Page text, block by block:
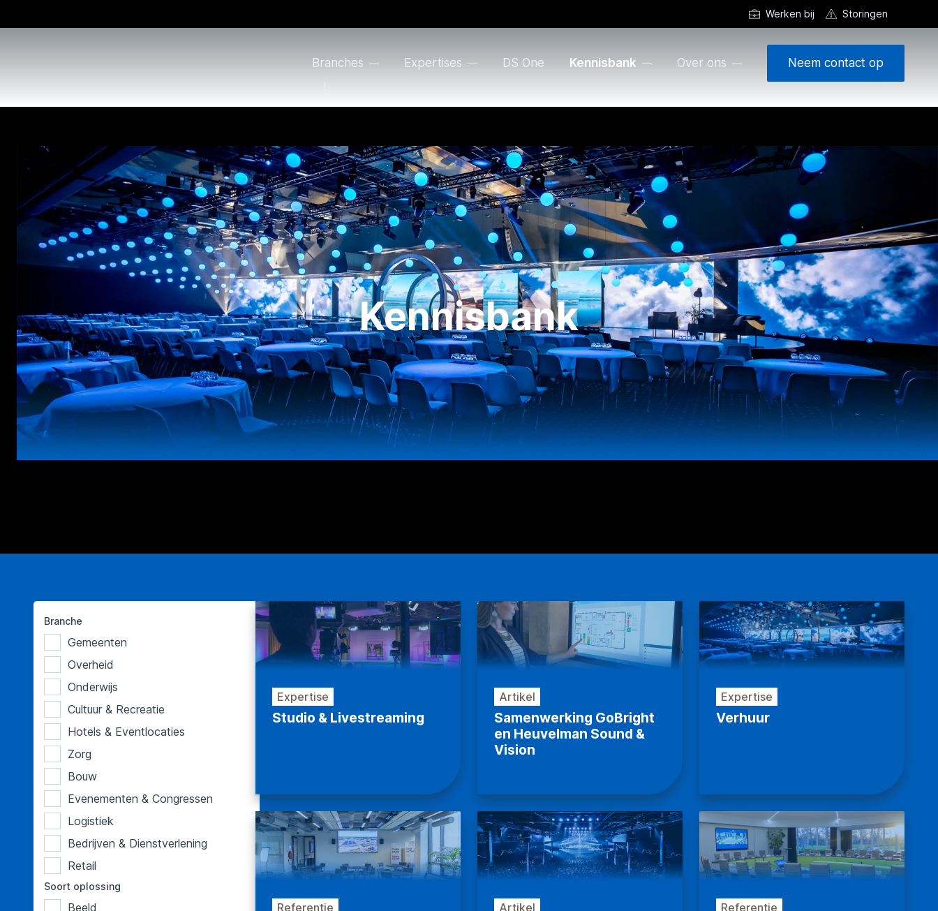
Werken bij Storingen
Branches Expertises DS One Kennisbank Over ons Neem contact op
Kennisbank
Branche
Gemeenten
Overheid
Onderwijs
Cultuur & Recreatie
Hotels & Eventlocaties
Zorg
Bouw
Evenementen & Congressen
Logistiek
Bedrijven & Dienstverlening
Retail
Soort oplossing
Beeld
Expertise
Studio & Livestreaming
Artikel
Samenwerking GoBright
en Heuvelman Sound &
Vision
Expertise
Verhuur
Referentie Artikel Referentie